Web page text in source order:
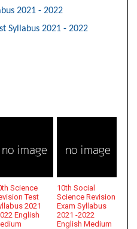
2021 - 2022
Syllabus 2021 - 2022
Science
Test
2021
English
10th Social
Science Revision
Exam Syllabus
2021 -2022
English Medium